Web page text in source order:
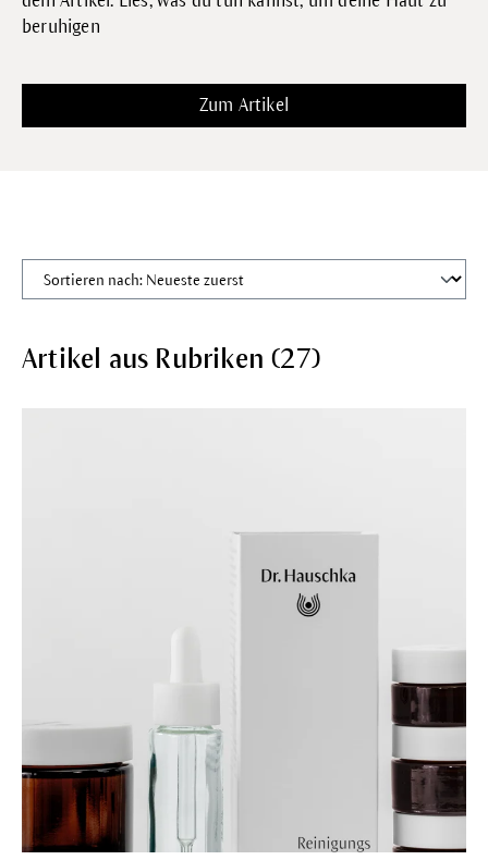
beruhigen
Zum Artikel
Artikel aus Rubriken (27)
Sortieren nach